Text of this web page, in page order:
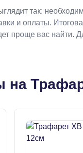
так:
и оплаты.
проще вас найти.
на